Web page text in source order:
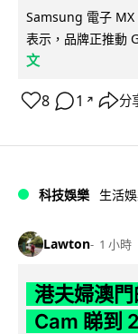
Samsung 電子 MX
表示，品牌正推動
文
8 1 ↗ 分
科技娛樂 生活
Lawton 1 小時
港夫婦澳
Cam 睇到